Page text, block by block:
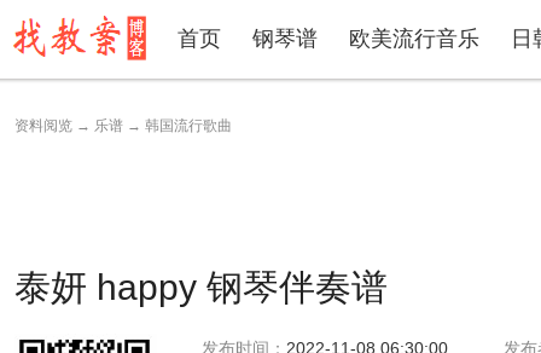
首页 钢琴谱 欧美流行音乐 日
资料阅览 → 乐谱 → 韩国流行歌曲
泰妍 happy 钢琴伴奏谱
发布时间： 2022-11-08 06:30:00
发